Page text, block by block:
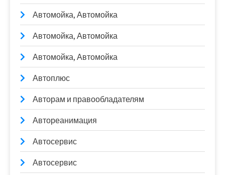
Автомойка, Автомойка
Автомойка, Автомойка
Автомойка, Автомойка
Автоплюс
Авторам и правообладателям
Автореанимация
Автосервис
Автосервис